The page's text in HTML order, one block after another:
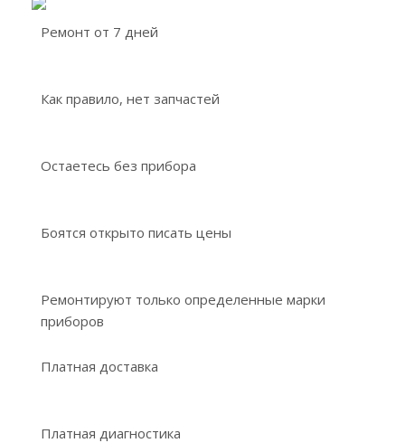
Ремонт от 7 дней
Как правило, нет запчастей
Остаетесь без прибора
Боятся открыто писать цены
Ремонтируют только определенные марки
приборов
Платная доставка
Платная диагностика